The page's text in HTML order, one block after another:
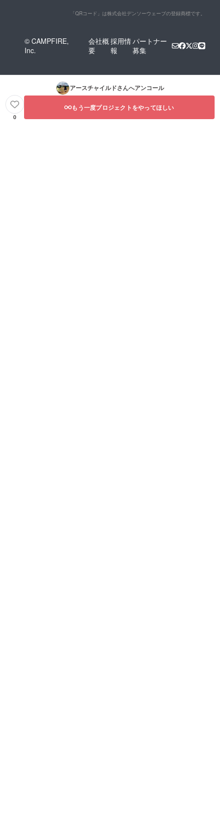
「QRコード」は株式会社デンソーウェーブの登録商標です。
© CAMPFIRE,
Inc.
会社概
要
採用情
報
パートナー
募集
アースチャイルドさんへアンコール
0
もう一度プロジェクトをやってほしい